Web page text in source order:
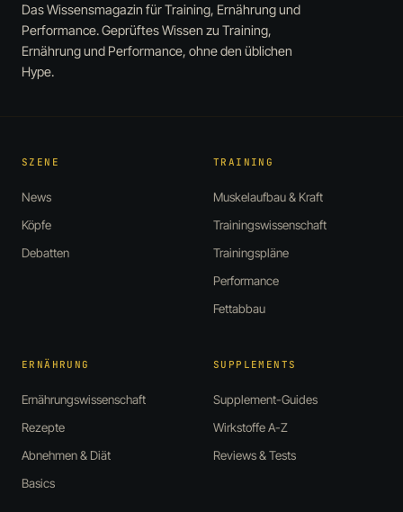
Das Wissensmagazin für Training, Ernährung und
Performance. Geprüftes Wissen zu Training,
Ernährung und Performance, ohne den üblichen
Hype.
SZENE
News
Köpfe
Debatten
TRAINING
Muskelaufbau & Kraft
Trainingswissenschaft
Trainingspläne
Performance
Fettabbau
ERNÄHRUNG
Ernährungswissenschaft
Rezepte
Abnehmen & Diät
Basics
SUPPLEMENTS
Supplement-Guides
Wirkstoffe A-Z
Reviews & Tests